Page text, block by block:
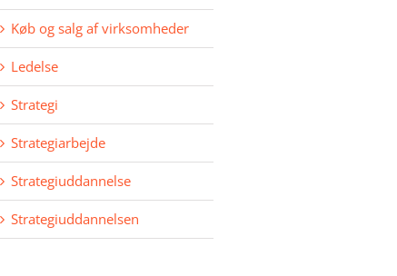
Køb og salg af virksomheder
Ledelse
Strategi
Strategiarbejde
Strategiuddannelse
Strategiuddannelsen